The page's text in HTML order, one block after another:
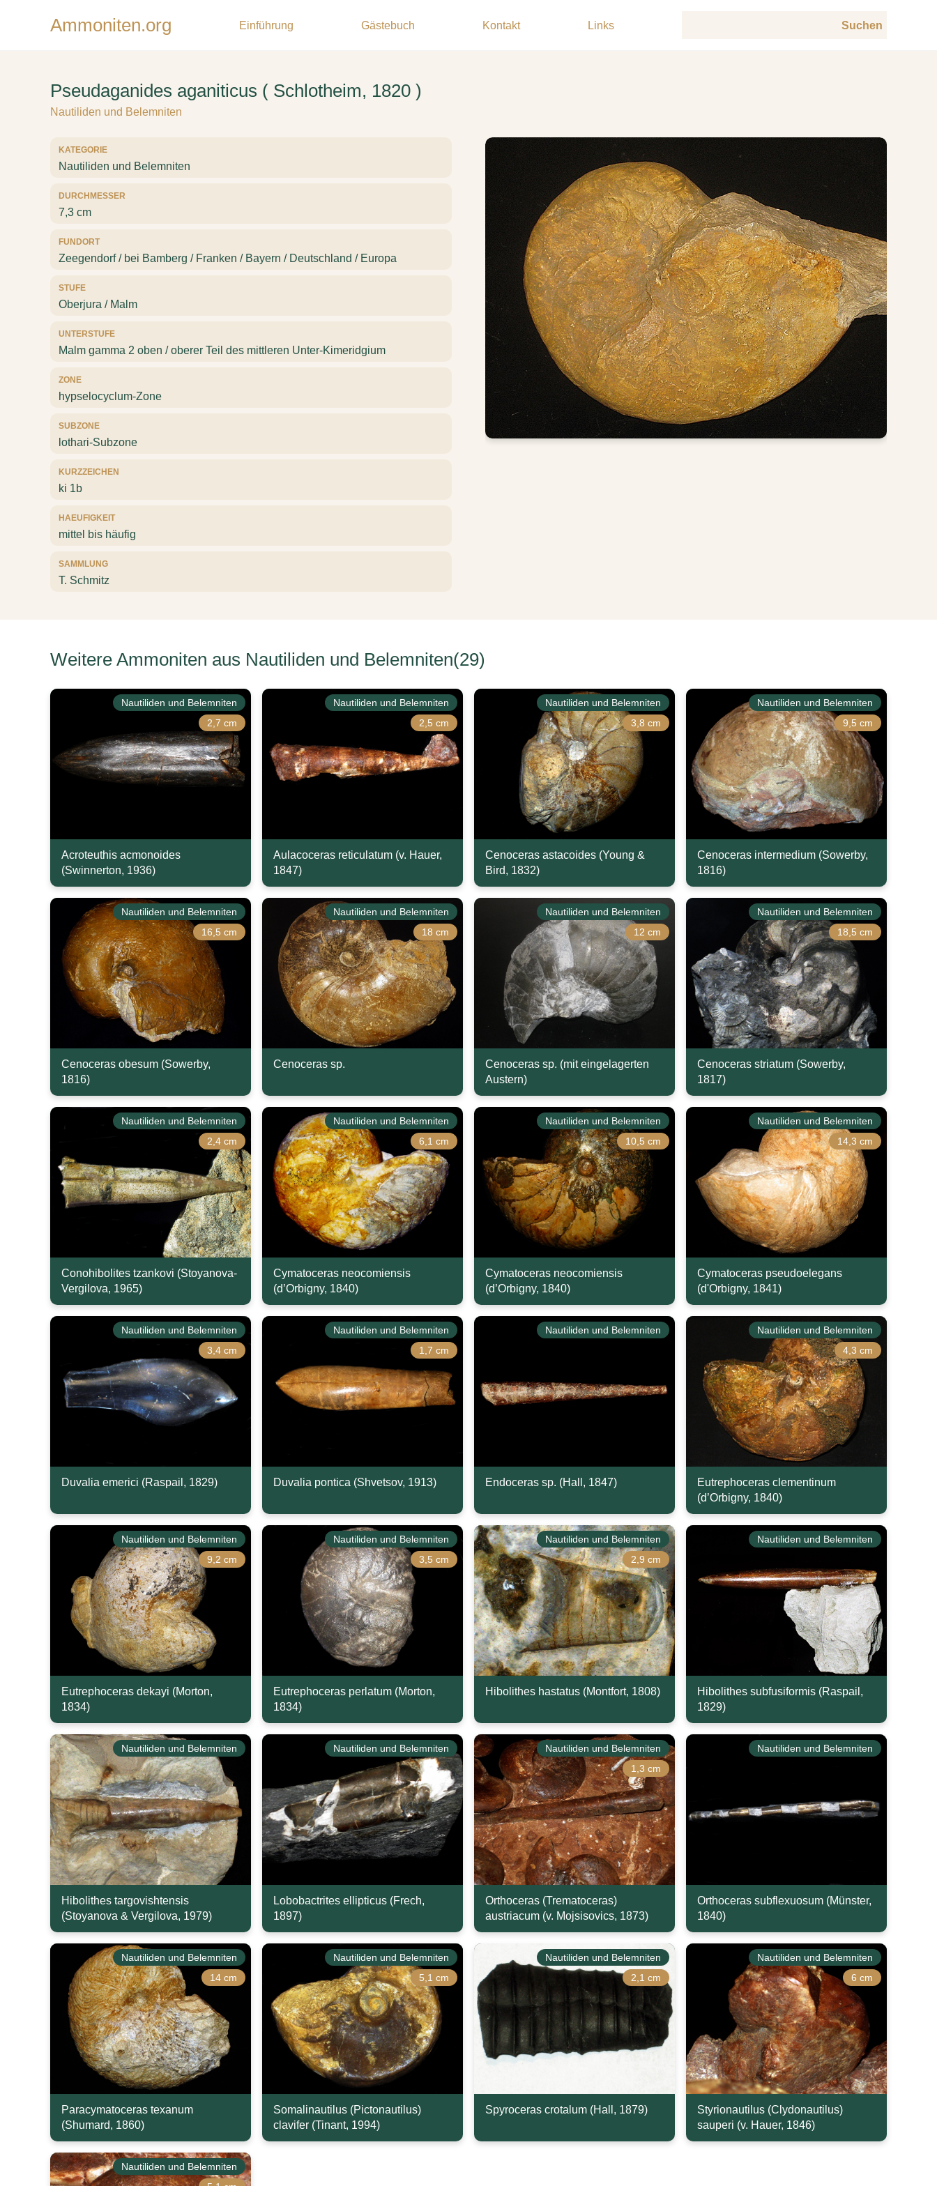
Ammoniten.org Einführung Gästebuch Kontakt Links
Pseudaganides aganiticus ( Schlotheim, 1820 )
Nautiliden und Belemniten
KATEGORIE
Nautiliden und Belemniten
DURCHMESSER
7,3 cm
FUNDORT
Zeegendorf / bei Bamberg / Franken / Bayern / Deutschland / Europa
STUFE
Oberjura / Malm
UNTERSTUFE
Malm gamma 2 oben / oberer Teil des mittleren Unter-Kimeridgium
ZONE
hypselocyclum-Zone
SUBZONE
lothari-Subzone
KURZZEICHEN
ki 1b
HAEUFIGKEIT
mittel bis häufig
SAMMLUNG
T. Schmitz
Weitere Ammoniten aus Nautiliden und Belemniten(29)
Nautiliden und Belemniten
2,7 cm
Acroteuthis acmonoides
(Swinnerton, 1936)
Nautiliden und Belemniten
2,5 cm
Aulacoceras reticulatum (v. Hauer,
1847)
Nautiliden und Belemniten
3,8 cm
Cenoceras astacoides (Young &
Bird, 1832)
Nautiliden und Belemniten
9,5 cm
Cenoceras intermedium (Sowerby,
1816)
Nautiliden und Belemniten
16,5 cm
Cenoceras obesum (Sowerby,
1816)
Nautiliden und Belemniten
18 cm
Cenoceras sp.
Nautiliden und Belemniten
12 cm
Cenoceras sp. (mit eingelagerten
Austern)
Nautiliden und Belemniten
18,5 cm
Cenoceras striatum (Sowerby,
1817)
Nautiliden und Belemniten
2,4 cm
Conohibolites tzankovi (Stoyanova-
Vergilova, 1965)
Nautiliden und Belemniten
6,1 cm
Cymatoceras neocomiensis
(d’Orbigny, 1840)
Nautiliden und Belemniten
10,5 cm
Cymatoceras neocomiensis
(d’Orbigny, 1840)
Nautiliden und Belemniten
14,3 cm
Cymatoceras pseudoelegans
(d'Orbigny, 1841)
Nautiliden und Belemniten
3,4 cm
Duvalia emerici (Raspail, 1829)
Nautiliden und Belemniten
1,7 cm
Duvalia pontica (Shvetsov, 1913)
Nautiliden und Belemniten
Endoceras sp. (Hall, 1847)
Nautiliden und Belemniten
4,3 cm
Eutrephoceras clementinum
(d’Orbigny, 1840)
Nautiliden und Belemniten
9,2 cm
Eutrephoceras dekayi (Morton,
1834)
Nautiliden und Belemniten
3,5 cm
Eutrephoceras perlatum (Morton,
1834)
Nautiliden und Belemniten
2,9 cm
Hibolithes hastatus (Montfort, 1808)
Nautiliden und Belemniten
Hibolithes subfusiformis (Raspail,
1829)
Nautiliden und Belemniten
Hibolithes targovishtensis
(Stoyanova & Vergilova, 1979)
Nautiliden und Belemniten
Lobobactrites ellipticus (Frech,
1897)
Nautiliden und Belemniten
1,3 cm
Orthoceras (Trematoceras)
austriacum (v. Mojsisovics, 1873)
Nautiliden und Belemniten
Orthoceras subflexuosum (Münster,
1840)
Nautiliden und Belemniten
14 cm
Paracymatoceras texanum
(Shumard, 1860)
Nautiliden und Belemniten
5,1 cm
Somalinautilus (Pictonautilus)
clavifer (Tinant, 1994)
Nautiliden und Belemniten
2,1 cm
Spyroceras crotalum (Hall, 1879)
Nautiliden und Belemniten
6 cm
Styrionautilus (Clydonautilus)
sauperi (v. Hauer, 1846)
Nautiliden und Belemniten